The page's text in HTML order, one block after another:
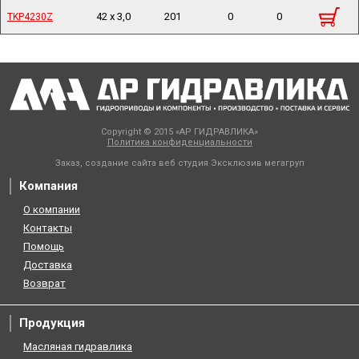
TKP4230Z 42 x 3,0 201 0 0
TKP4230Z
Copyright © 2015 «АР ГИДРАВЛИКА»
Политика конфиденциальности
Заказ, создание сайта веб студия Эксклюзив мегагруп
Компания
О компании
Контакты
Помощь
Доставка
Возврат
Продукция
Масляная гидравлика